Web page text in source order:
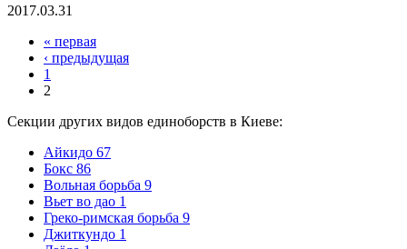
2017.03.31
« первая
‹ предыдущая
1
2
Секции других видов единоборств в Киеве:
Айкидо 67
Бокс 86
Вольная борьба 9
Вьет во дао 1
Греко-римская борьба 9
Джиткундо 1